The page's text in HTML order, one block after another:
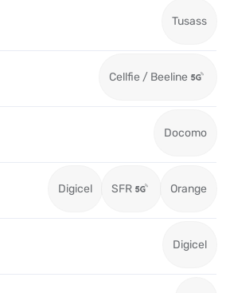
Tusass
Cellfie / Beeline
Docomo
Digicel SFR Orange
Digicel